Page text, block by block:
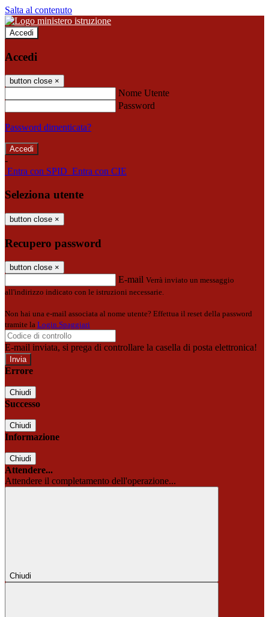
Salta al contenuto
Accedi
Accedi
button close ×
Nome Utente
Password
Password dimenticata?
-
Entra con SPID Entra con CIE
Seleziona utente
button close ×
Recupero password
button close ×
E-mail Verrà inviato un messaggio
all'indirizzo indicato con le istruzioni necessarie.
Non hai una e-mail associata al nome utente? Effettua il reset della password
tramite la Login Spaggiari
E-mail inviata, si prega di controllare la casella di posta elettronica!
Errore
Chiudi
Successo
Chiudi
Informazione
Chiudi
Attendere...
Attendere il completamento dell'operazione...
Chiudi